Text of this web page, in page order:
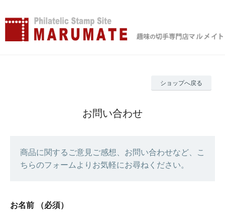
ショップへ戻る
お問い合わせ
商品に関するご意見ご感想、お問い合わせなど、こ
ちらのフォームよりお気軽にお尋ねください。
お名前 （必須）